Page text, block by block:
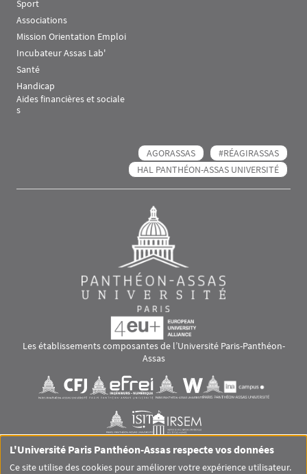
Sport
Associations
Mission Orientation Emploi
Incubateur Assas Lab'
Santé
Handicap
Aides financières et sociale
s
AGORASSAS
#RÉAGIRASSAS
HAL PANTHÉON-ASSAS UNIVERSITÉ
Les établissements composantes de l’Université Paris-Panthéon-
Assas
Visuel svgVisuel svg Visuel svgVisuel svg
Visuel svgVisuel svg
RS footer
L'Université Paris Panthéon-Assas respecte vos données
Ce site utilise des cookies pour améliorer votre expérience utilisateur.